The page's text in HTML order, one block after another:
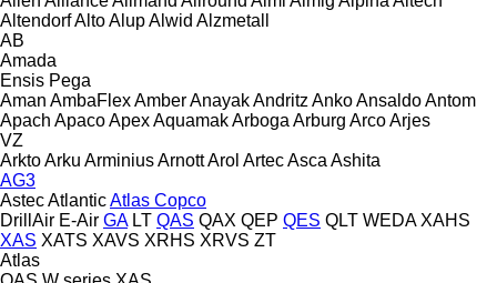
AltendorfAltoAlupAlwid Alzmetall
AB
Amada
Ensis Pega
Aman AmbaFlexAmberAnayakAndritz AnkoAnsaldoAntom
Apach ApacoApexAquamakArboga Arburg ArcoArjes
VZ
ArktoArku ArminiusArnottArol ArtecAsca Ashita
AG3
AstecAtlanticAtlas Copco
DrillAir E-Air GA LT QAS QAX QEP QES QLT WEDA XAHS
XAS XATS XAVS XRHS XRVS ZT
Atlas